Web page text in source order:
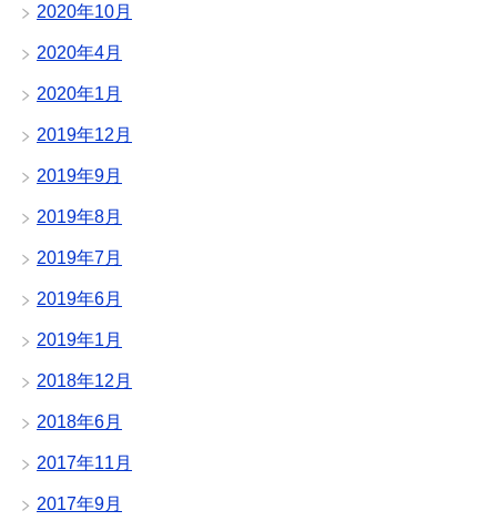
2020年10月
2020年4月
2020年1月
2019年12月
2019年9月
2019年8月
2019年7月
2019年6月
2019年1月
2018年12月
2018年6月
2017年11月
2017年9月